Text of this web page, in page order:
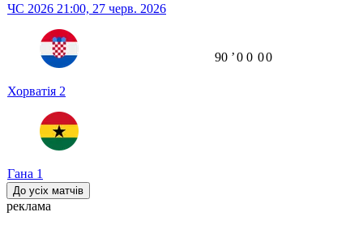
ЧС 2026 21:00, 27 черв. 2026
Хорватія 2
Гана 1
90 ʼ0 0 00
До усіх матчів
реклама